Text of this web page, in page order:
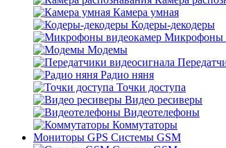
Камера умная
Кодеры-декодеры
Микрофоны
Модемы
Радио няня
Точки доступа
Видео ресиверы
Видеотелефоны
Коммутаторы
Мониторы GPS Системы GSM